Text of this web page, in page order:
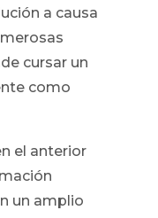
a causa
cursar un
como
el anterior
un amplio